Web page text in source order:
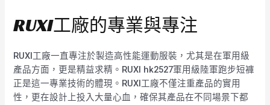
RUXI工廠的專業與專注
RUXI工廠一直專注於製造高性能運動服裝，尤其是在軍用級
產品方面，更是精益求精。RUXI hk2527軍用級陸軍跑步短褲
正是這一專業技術的體現。RUXI工廠不僅注重產品的實用
性，更在設計上投入大量心血，確保其產品在不同場景下都